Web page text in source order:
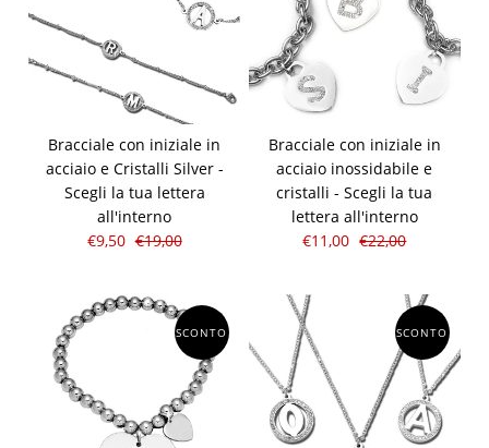
Bracciale con iniziale in
acciaio e Cristalli Silver -
Scegli la tua lettera
all'interno
€9,50 €19,00
Bracciale con iniziale in
acciaio inossidabile e
cristalli - Scegli la tua
lettera all'interno
€11,00 €22,00
SCONTO SCONTO